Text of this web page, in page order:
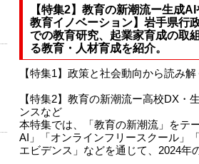
【特集2】教育の新潮流ー生成
教育イノベーション】岩手県行
での教育研究、起業家育成の取
る教育・人材育成を紹介。
【特集1】政策と社会動向から読み
【特集2】教育の新潮流ー高校DX・
ンスなど
本特集では、「教育の新潮流」をテ
AI」「オンラインフリースクール」
エビデンス」などを通じて、2024年